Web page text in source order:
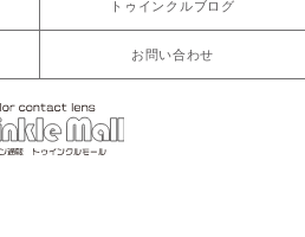
トゥインクルブログ
お問い合わせ